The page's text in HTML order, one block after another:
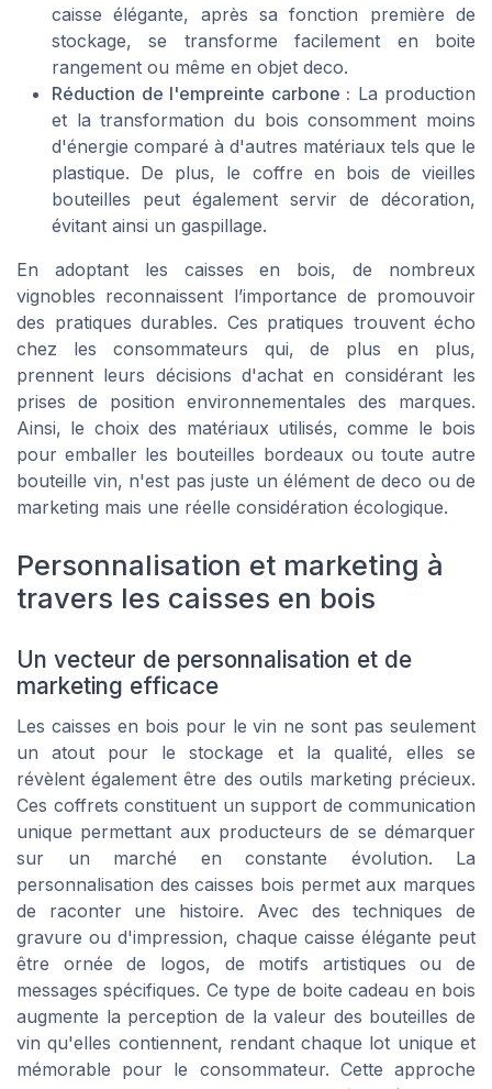
caisse élégante, après sa fonction première de
stockage, se transforme facilement en boite
rangement ou même en objet deco.
Réduction de l'empreinte carbone : La production
et la transformation du bois consomment moins
d'énergie comparé à d'autres matériaux tels que le
plastique. De plus, le coffre en bois de vieilles
bouteilles peut également servir de décoration,
évitant ainsi un gaspillage.
En adoptant les caisses en bois, de nombreux
vignobles reconnaissent l’importance de promouvoir
des pratiques durables. Ces pratiques trouvent écho
chez les consommateurs qui, de plus en plus,
prennent leurs décisions d'achat en considérant les
prises de position environnementales des marques.
Ainsi, le choix des matériaux utilisés, comme le bois
pour emballer les bouteilles bordeaux ou toute autre
bouteille vin, n'est pas juste un élément de deco ou de
marketing mais une réelle considération écologique.
Personnalisation et marketing à
travers les caisses en bois
Un vecteur de personnalisation et de
marketing efficace
Les caisses en bois pour le vin ne sont pas seulement
un atout pour le stockage et la qualité, elles se
révèlent également être des outils marketing précieux.
Ces coffrets constituent un support de communication
unique permettant aux producteurs de se démarquer
sur un marché en constante évolution. La
personnalisation des caisses bois permet aux marques
de raconter une histoire. Avec des techniques de
gravure ou d'impression, chaque caisse élégante peut
être ornée de logos, de motifs artistiques ou de
messages spécifiques. Ce type de boite cadeau en bois
augmente la perception de la valeur des bouteilles de
vin qu'elles contiennent, rendant chaque lot unique et
mémorable pour le consommateur. Cette approche